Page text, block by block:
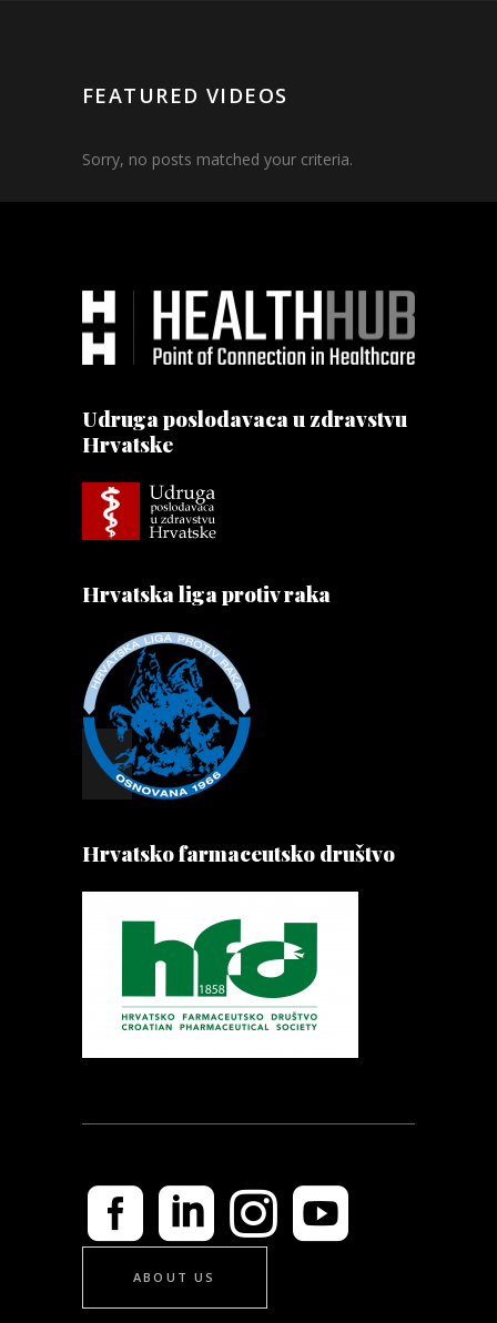
FEATURED VIDEOS
Sorry, no posts matched your criteria.
Udruga poslodavaca u zdravstvu
Hrvatske
Hrvatska liga protiv raka
Hrvatsko farmaceutsko društvo
ABOUT US